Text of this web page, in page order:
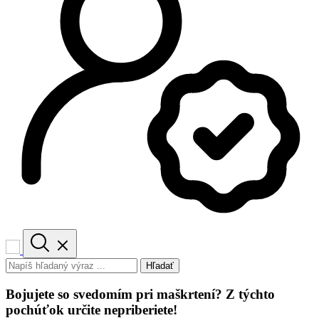
Hľadať
Bojujete so svedomím pri maškrtení? Z týchto
pochúťok určite nepriberiete!